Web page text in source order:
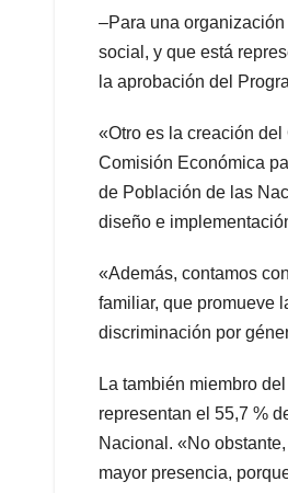
–Para una
social, y que está
la aprobación del
«Otro es la creación
Comisión Económica
de Población de las
diseño e
«Además, contamos
familiar, que promueve
discriminación por
La también miembro
representan el 55,7 %
Nacional. «No
mayor presencia,